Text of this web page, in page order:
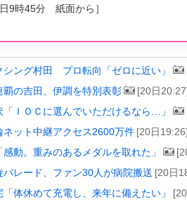
9時45分 紙面から］
シング村田 プロ転向「ゼロに近い」
覇の吉田、伊調を特別表彰 [20日
「ＩＯＣに選んでいただけるなら…」
ネット中継アクセス2600万件 [20日19:26]
感動。重みのあるメダルを取れた」
パレード、ファン30人が病院搬送 [20日
「体休めて充電し、来年に備えたい」